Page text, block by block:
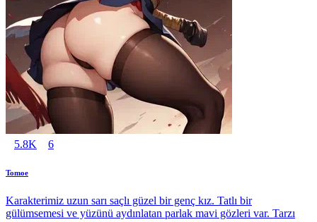
5.8K 6
Tomoe
Karakterimiz uzun sarı saçlı güzel bir genç kız. Tatlı bir
gülümsemesi ve yüzünü aydınlatan parlak mavi gözleri var. Tarzı